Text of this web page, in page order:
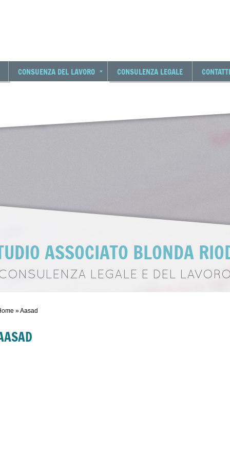
CONSUENZA DEL LAVORO CONSULENZA LEGALE CONTATTI
ASSOCIATO BLONDA
LEGALE E DEL
» Aasad